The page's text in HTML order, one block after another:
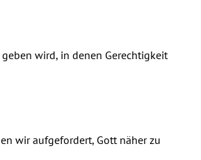
wird, in denen Gerechtigkeit
wir aufgefordert, Gott näher zu